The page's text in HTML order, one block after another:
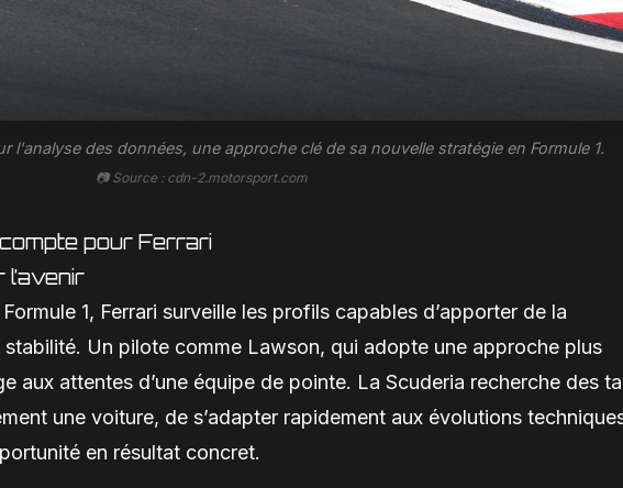
l'analyse des données, une approche clé de sa nouvelle stratégie en Formule 1.
📷 Source : cdn-2.motorsport.com
pour Ferrari
1, Ferrari surveille les profils capables d’apporter de la
stabilité. Un pilote comme Lawson, qui adopte une approche plus
aux attentes d’une équipe de pointe. La Scuderia recherche des
une voiture, de s’adapter rapidement aux évolutions
en résultat concret.